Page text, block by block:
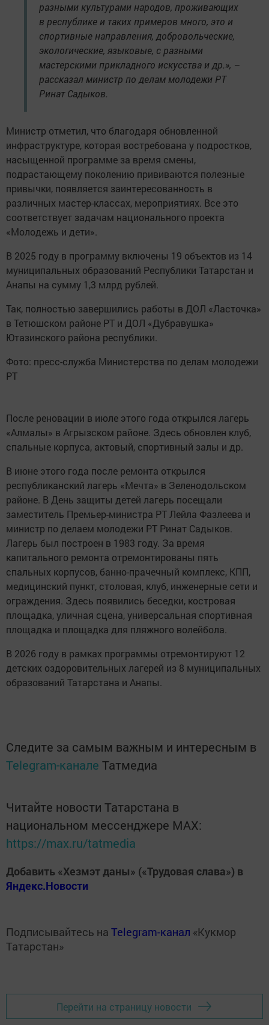
разными культурами народов, проживающих
в республике и таких примеров много, это и
спортивные направления, добровольческие,
экологические, языковые, с разными
мастерскими прикладного искусства и др.», –
рассказал министр по делам молодежи РТ
Ринат Садыков.
Министр отметил, что благодаря обновленной
инфраструктуре, которая востребована у подростков,
насыщенной программе за время смены,
подрастающему поколению прививаются полезные
привычки, появляется заинтересованность в
различных мастер-классах, мероприятиях. Все это
соответствует задачам национального проекта
«Молодежь и дети».
В 2025 году в программу включены 19 объектов из 14
муниципальных образований Республики Татарстан и
Анапы на сумму 1,3 млрд рублей.
Так, полностью завершились работы в ДОЛ «Ласточка»
в Тетюшском районе РТ и ДОЛ «Дубравушка»
Ютазинского района республики.
Фото: пресс-служба Министерства по делам молодежи
РТ
После реновации в июле этого года открылся лагерь
«Алмалы» в Агрызском районе. Здесь обновлен клуб,
спальные корпуса, актовый, спортивный залы и др.
В июне этого года после ремонта открылся
республиканский лагерь «Мечта» в Зеленодольском
районе. В День защиты детей лагерь посещали
заместитель Премьер-министра РТ Лейла Фазлеева и
министр по делаем молодежи РТ Ринат Садыков.
Лагерь был построен в 1983 году. За время
капитального ремонта отремонтированы пять
спальных корпусов, банно-прачечный комплекс, КПП,
медицинский пункт, столовая, клуб, инженерные сети и
ограждения. Здесь появились беседки, костровая
площадка, уличная сцена, универсальная спортивная
площадка и площадка для пляжного волейбола.
В 2026 году в рамках программы отремонтируют 12
детских оздоровительных лагерей из 8 муниципальных
образований Татарстана и Анапы.
Следите за самым важным и интересным в
Telegram-канале Татмедиа
Читайте новости Татарстана в
национальном мессенджере MАХ:
https://max.ru/tatmedia
Добавить «Хезмэт даны» («Трудовая слава») в
Яндекс.Новости
Подписывайтесь на Telegram-канал «Кукмор
Татарстан»
Перейти на страницу новости